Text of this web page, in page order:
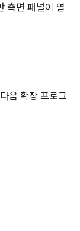
측면 패널이 열
음 확장 프로그